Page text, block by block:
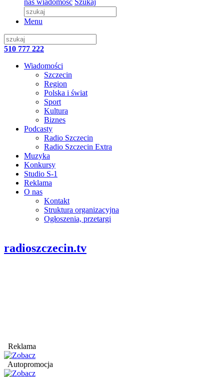
nas wiadomość Szukaj
Menu
510 777 222
Wiadomości
Szczecin
Region
Polska i świat
Sport
Kultura
Biznes
Podcasty
Radio Szczecin
Radio Szczecin Extra
Muzyka
Konkursy
Studio S-1
Reklama
O nas
Kontakt
Struktura organizacyjna
Ogłoszenia, przetargi
radioszczecin.tv
Reklama
Autopromocja